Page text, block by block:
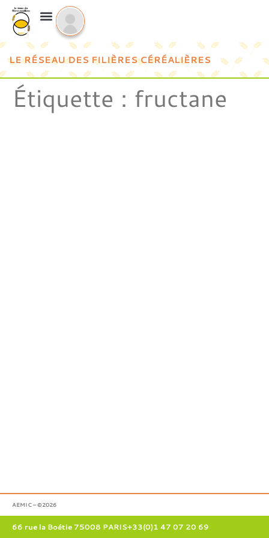
LE RÉSEAU DES FILIÈRES CÉRÉALIÈRES
Étiquette : fructane
AEMIC – ©2026
66 rue la Boétie 75008 PARIS+33(0)1 47 07 20 69